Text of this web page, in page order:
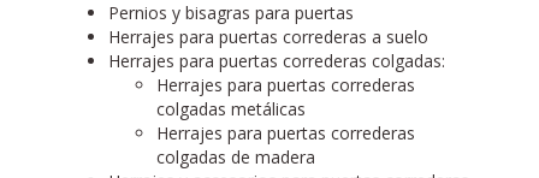
Pernios y bisagras para puertas
Herrajes para puertas correderas a suelo
Herrajes para puertas correderas colgadas:
Herrajes para puertas correderas
colgadas metálicas
Herrajes para puertas correderas
colgadas de madera